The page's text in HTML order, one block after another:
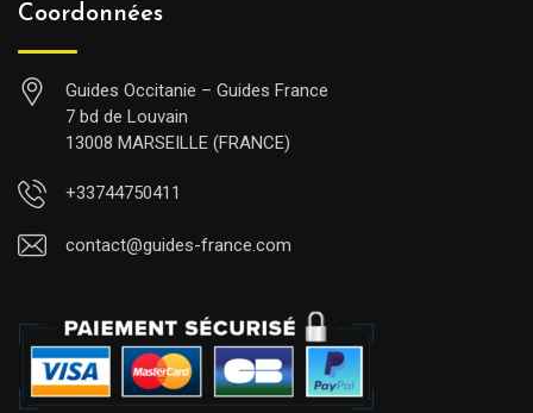
Coordonnées
Guides Occitanie – Guides France
7 bd de Louvain
13008 MARSEILLE (FRANCE)
+33744750411
contact@guides-france.com